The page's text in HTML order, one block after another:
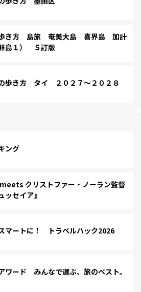
き方 島旅 奄美大島 喜界島 加計
島１） ５訂版
歩き方 タイ ２０２７～２０２８
ング
クリストファー・ノーラン監督
ッセイア』
マートに！ トラベルハック2026
ワード みんなで選ぶ、旅のベスト。